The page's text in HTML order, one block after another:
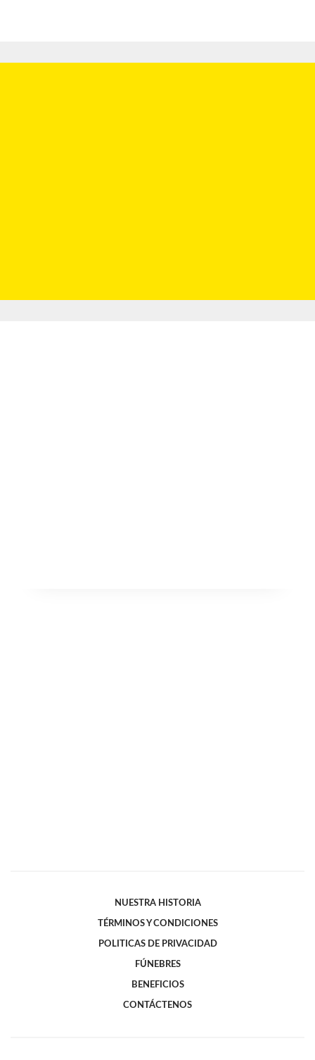
NUESTRA HISTORIA
TÉRMINOS Y CONDICIONES
POLITICAS DE PRIVACIDAD
FÚNEBRES
BENEFICIOS
CONTÁCTENOS